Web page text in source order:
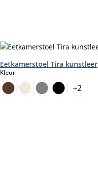
Eetkamerstoel Tira kunstleer
Kleurselect
+2